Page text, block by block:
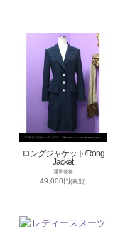
ロングジャケット/Rong
Jacket
通常価格
49,000円(税別)